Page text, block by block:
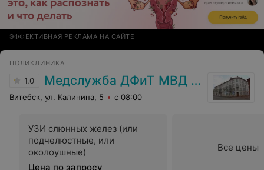
ЭФФЕКТИВНАЯ РЕКЛАМА НА САЙТЕ
ПОЛИКЛИНИКА
1.0 Медслужба ДФиТ МВД Витебска
Витебск, ул. Калинина, 5 с 08:00
УЗИ слюнных желез (или
подчелюстные, или
околоушные)
Цена по запросу
Все цены